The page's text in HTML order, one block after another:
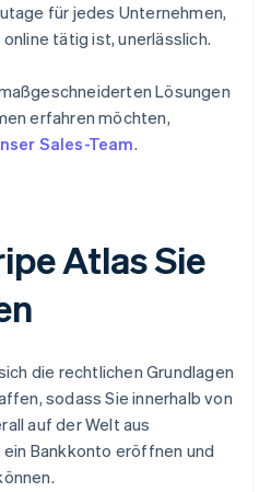
für jedes Unternehmen,
tätig ist, unerlässlich.
Lösungen
erfahren möchten,
Sales-Team.
Atlas Sie
die rechtlichen Grundlagen
sodass Sie innerhalb von
auf der Welt aus
Bankkonto eröffnen und